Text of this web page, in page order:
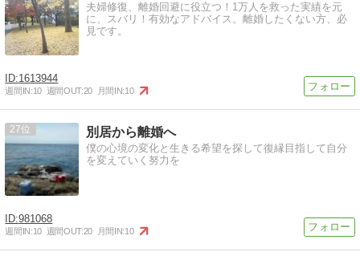
夫婦修復、離婚回避に役立つ！1万人を救った実績を元
に、スバリ！有効なアドバイス。離婚したくない方、必
見です。
1613944
週間IN:10 週間OUT:20 月間IN:10
27 別居から離婚へ
僕の心境の変化と生きる希望を探して復縁目指して自分
を変えていく努力を
981068
週間IN:10 週間OUT:20 月間IN:10